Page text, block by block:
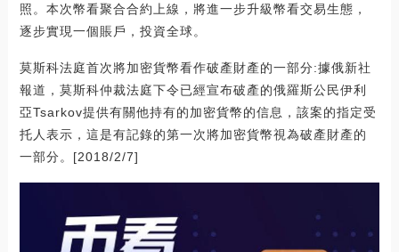
照。本次幣看聚合合約上線，將進一步升級幣看交易生態，
逐步實現一個賬戶，投資全球。
莫斯科法庭首次將加密貨幣看作破產財產的一部分:據俄新社
報道，莫斯科仲裁法庭下令已經宣布破產的俄羅斯公民伊利
亞Tsarkov提供有關他持有的加密貨幣的信息，該案的指定受
托人表示，這是有記錄的第一次將加密貨幣視為破產財產的
一部分。[2018/2/7]